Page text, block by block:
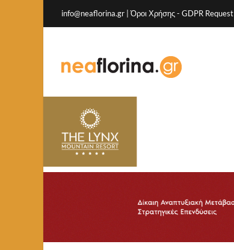
info@neaflorina.gr |Όροι Χρήσης- GDPR Request